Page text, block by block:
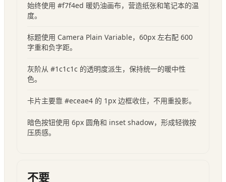
始终使用 #f7f4ed 暖奶油画布，营造纸张和笔记本的温
度。
标题使用 Camera Plain Variable，60px 左右配 600
字重和负字距。
灰阶从 #1c1c1c 的透明度派生，保持统一的暖中性
色。
卡片主要靠 #eceae4 的 1px 边框收住，不用重投影。
暗色按钮使用 6px 圆角和 inset shadow，形成轻微按
压质感。
不要